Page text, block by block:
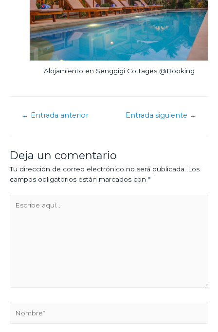
Alojamiento en Senggigi Cottages @Booking
← Entrada anterior Entrada siguiente →
Deja un comentario
Tu dirección de correo electrónico no será publicada. Los
campos obligatorios están marcados con *